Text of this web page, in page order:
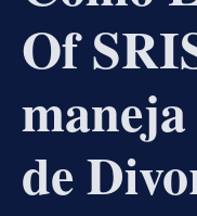
Of
maneja
de